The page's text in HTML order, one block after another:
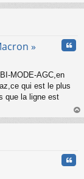
au
»
MODE-AGC,en
qui est le plus
que la ligne est
au